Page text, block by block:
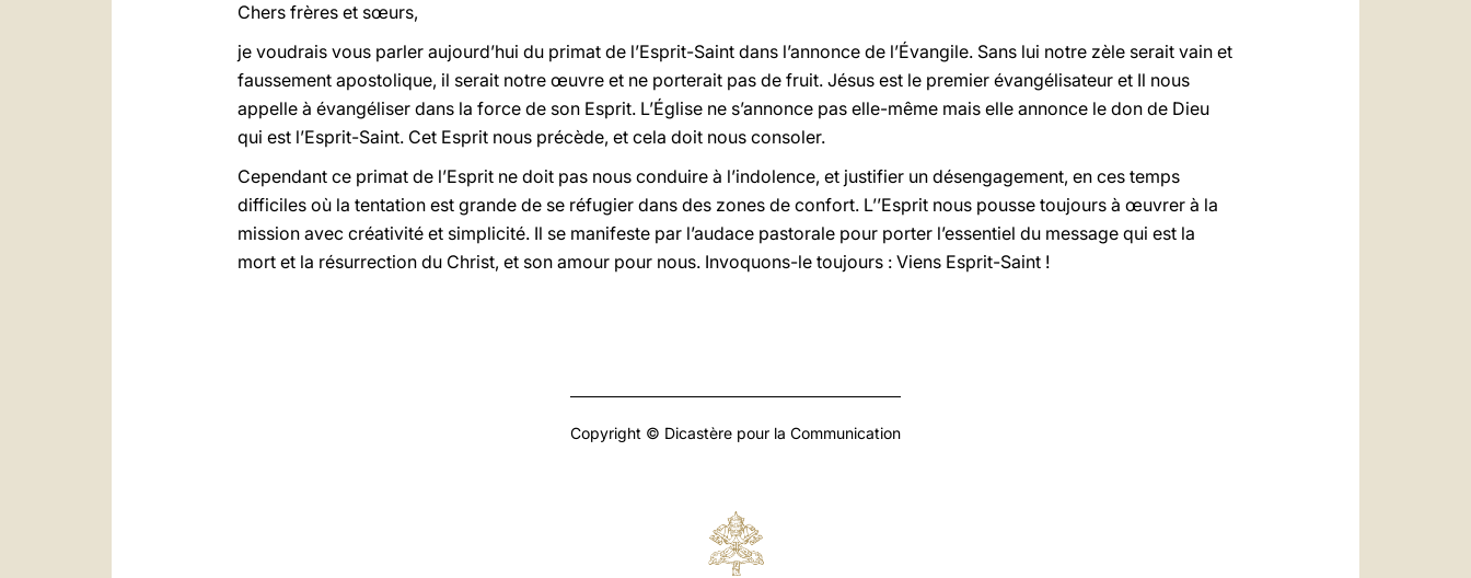
Chers frères et sœurs,
je voudrais vous parler aujourd’hui du primat de l’Esprit-Saint dans l’annonce de l’Évangile. Sans lui notre zèle serait vain et
faussement apostolique, il serait notre œuvre et ne porterait pas de fruit. Jésus est le premier évangélisateur et Il nous
appelle à évangéliser dans la force de son Esprit. L’Église ne s’annonce pas elle-même mais elle annonce le don de Dieu
qui est l’Esprit-Saint. Cet Esprit nous précède, et cela doit nous consoler.
Cependant ce primat de l’Esprit ne doit pas nous conduire à l’indolence, et justifier un désengagement, en ces temps
difficiles où la tentation est grande de se réfugier dans des zones de confort. L’’Esprit nous pousse toujours à œuvrer à la
mission avec créativité et simplicité. Il se manifeste par l’audace pastorale pour porter l’essentiel du message qui est la
mort et la résurrection du Christ, et son amour pour nous. Invoquons-le toujours : Viens Esprit-Saint !
Copyright © Dicastère pour la Communication